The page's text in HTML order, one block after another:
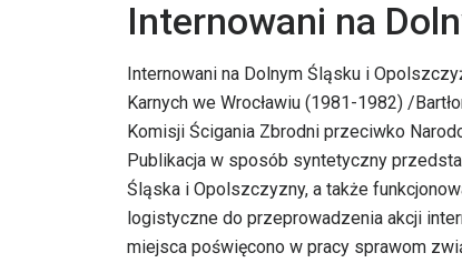
Internowani na
Internowani na Dolnym Śląsku i
Karnych we Wrocławiu (1981-1982) /
Komisji Ścigania Zbrodni przeciwko
Publikacja w sposób syntetyczny
Śląska i Opolszczyzny, a także
logistyczne do przeprowadzenia akcji
miejsca poświęcono w pracy sprawom